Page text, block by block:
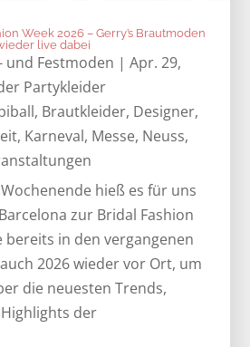
Week 2026 – Gerry’s Brautmoden
live dabei
und Festmoden |Apr. 29,
Partykleider
, Brautkleider, Designer,
, Karneval, Messe, Neuss,
hieß es für uns
zur Bridal Fashion
bereits in den vergangenen
2026 wieder vor Ort, um
die neuesten Trends,
der